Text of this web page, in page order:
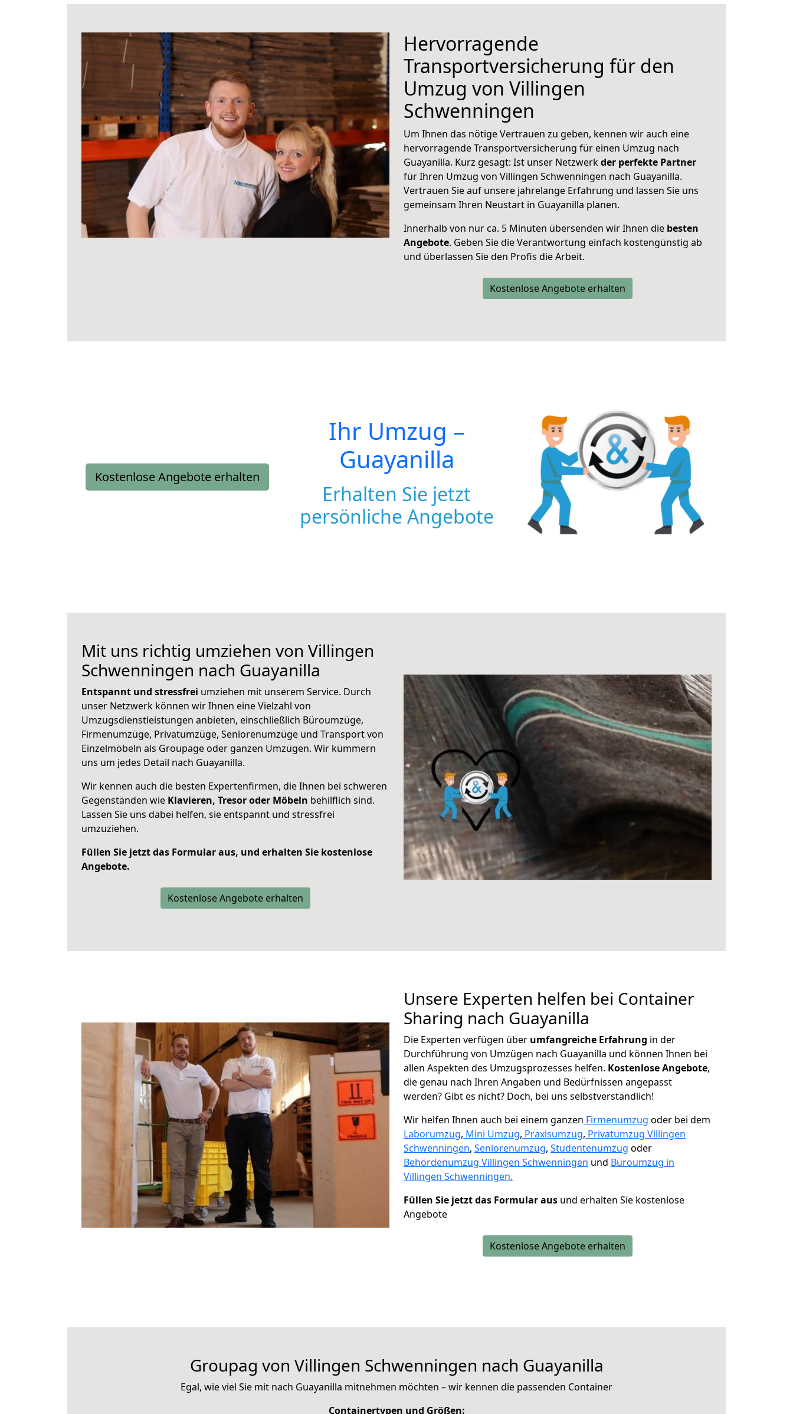
Hervorragende
Transportversicherung für den
Umzug von Villingen
Schwenningen
Um Ihnen das nötige Vertrauen zu geben, kennen wir auch eine
hervorragende Transportversicherung für einen Umzug nach
Guayanilla. Kurz gesagt: Ist unser Netzwerkder perfekte Partner
für Ihren Umzug von Villingen Schwenningen nach Guayanilla.
Vertrauen Sie auf unsere jahrelange Erfahrung und lassen Sie uns
gemeinsam Ihren Neustart in Guayanilla planen.
Innerhalb von nur ca. 5 Minuten übersenden wir Ihnen die besten
Angebote. Geben Sie die Verantwortung einfach kostengünstig ab
und überlassen Sie den Profis die Arbeit.
Kostenlose Angebote erhalten
Kostenlose Angebote erhalten
Ihr Umzug –
Guayanilla
Erhalten Sie jetzt
persönliche Angebote
Mit uns richtig umziehen von Villingen
Schwenningen nach Guayanilla
Entspannt und stressfrei umziehen mit unserem Service. Durch
unser Netzwerk können wir Ihnen eine Vielzahl von
Umzugsdienstleistungen anbieten, einschließlich Büroumzüge,
Firmenumzüge, Privatumzüge, Seniorenumzüge und Transport von
Einzelmöbeln als Groupage oder ganzen Umzügen. Wir kümmern
uns um jedes Detail nach Guayanilla.
Wir kennen auch die besten Expertenfirmen, die Ihnen bei schweren
Gegenständen wie Klavieren, Tresor oder Möbeln behilflich sind.
Lassen Sie uns dabei helfen, sie entspannt und stressfrei
umzuziehen.
Füllen Sie jetzt das Formular aus, und erhalten Sie kostenlose
Angebote.
Kostenlose Angebote erhalten
Unsere Experten helfen bei Container
Sharing nach Guayanilla
Die Experten verfügen über umfangreiche Erfahrung in der
Durchführung von Umzügen nach Guayanilla und können Ihnen bei
allen Aspekten des Umzugsprozesses helfen. Kostenlose Angebote,
die genau nach Ihren Angaben und Bedürfnissen angepasst
werden? Gibt es nicht? Doch, bei uns selbstverständlich!
Wir helfen Ihnen auch bei einem ganzen Firmenumzug oder bei dem
Laborumzug, Mini Umzug, Praxisumzug, Privatumzug Villingen
Schwenningen, Seniorenumzug, Studentenumzug oder
Behördenumzug Villingen Schwenningen und Büroumzug in
Villingen Schwenningen.
Füllen Sie jetzt das Formular aus und erhalten Sie kostenlose
Angebote
Kostenlose Angebote erhalten
Groupag von Villingen Schwenningen nach Guayanilla
Egal, wie viel Sie mit nach Guayanilla mitnehmen möchten – wir kennen die passenden Container
Containertypen und Größen: